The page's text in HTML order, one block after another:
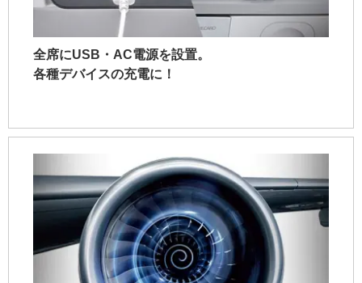
全席にUSB・AC電源を設置。
各種デバイスの充電に！